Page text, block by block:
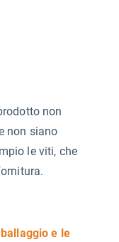
non
non siano
le viti, che
e le